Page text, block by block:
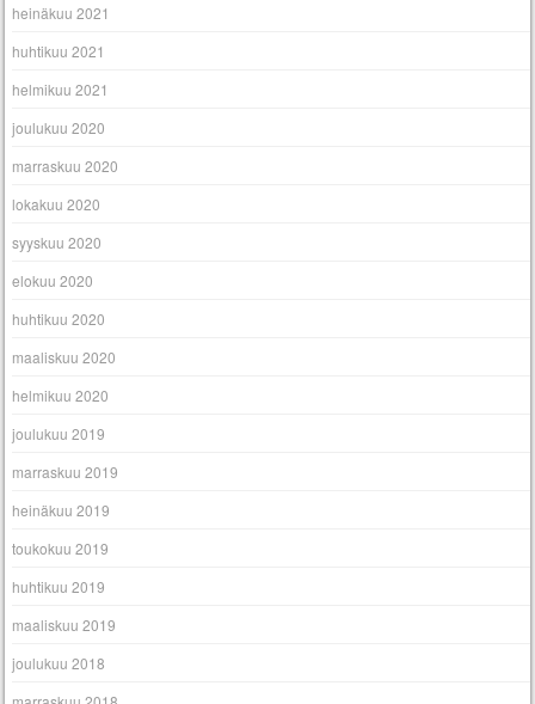
heinäkuu 2021
huhtikuu 2021
helmikuu 2021
joulukuu 2020
marraskuu 2020
lokakuu 2020
syyskuu 2020
elokuu 2020
huhtikuu 2020
maaliskuu 2020
helmikuu 2020
joulukuu 2019
marraskuu 2019
heinäkuu 2019
toukokuu 2019
huhtikuu 2019
maaliskuu 2019
joulukuu 2018